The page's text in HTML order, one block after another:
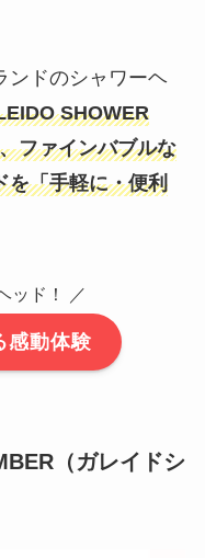
ンドのシャワーヘ
SHOWER
ファインバブルな
を「手軽に・便利
ッド！ ／
感動体験
（ガレイドシ